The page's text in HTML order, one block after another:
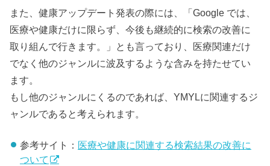
また、健康アップデート発表の際には、「Google では、
医療や健康だけに限らず、今後も継続的に検索の改善に
取り組んで行きます。」とも言っており、医療関連だけ
でなく他のジャンルに波及するような含みを持たせてい
ます。
もし他のジャンルにくるのであれば、YMYLに関連するジ
ャンルであると考えられます。
参考サイト： 医療や健康に関連する検索結果の改善に
ついて